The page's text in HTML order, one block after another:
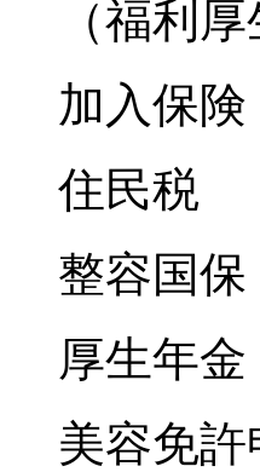
（福利厚
加入保
住民税
整容国保
厚生年金
美容免許